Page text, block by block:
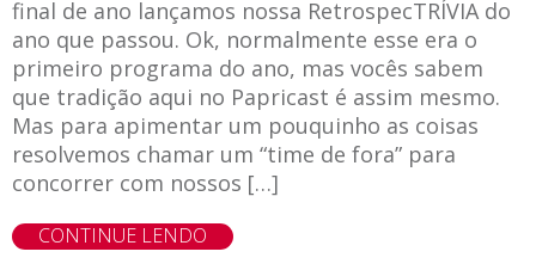
final de ano lançamos nossa RetrospecTRÍVIA do
ano que passou. Ok, normalmente esse era o
primeiro programa do ano, mas vocês sabem
que tradição aqui no Papricast é assim mesmo.
Mas para apimentar um pouquinho as coisas
resolvemos chamar um “time de fora” para
concorrer com nossos […]
CONTINUE LENDO